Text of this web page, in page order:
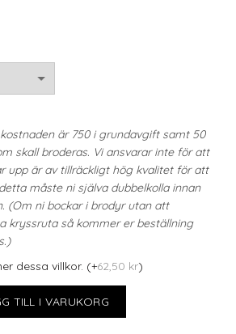
är 750 i grundavgift samt 50
skall broderas. Vi ansvarar inte för att
upp är av tillräckligt hög kvalitet för att
måste ni själva dubbelkolla innan
(Om ni bockar i brodyr utan att
kryssruta så kommer er beställning
dessa villkor. (+62,50 kr)
mängd
TILL I VARUKORG